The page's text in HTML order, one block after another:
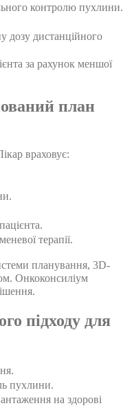
контролю пухлини.
дозу дистанційного
за рахунок меншої
план
враховує:
терапії.
планування, 3D-
Онкоконсиліум
підходу для
пухлини.
на здорові